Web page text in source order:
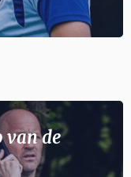
van de